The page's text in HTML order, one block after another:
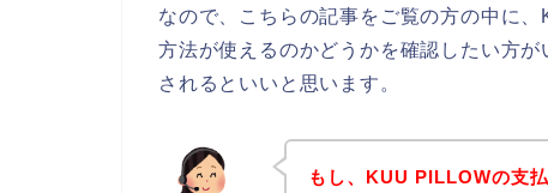
なので、こちらの記事をご覧の方の中に
方法が使えるのかどうかを確認したい方
されるといいと思います。
もし、KUU PILLOWの支